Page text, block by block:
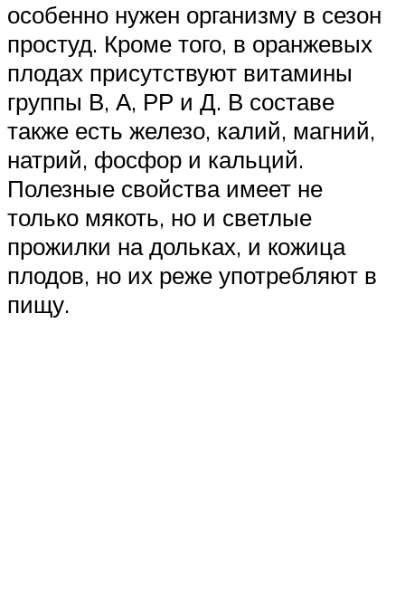
особенно нужен организму в сезон
простуд. Кроме того, в оранжевых
плодах присутствуют витамины
группы В, А, РР и Д. В составе
также есть железо, калий, магний,
натрий, фосфор и кальций.
Полезные свойства имеет не
только мякоть, но и светлые
прожилки на дольках, и кожица
плодов, но их реже употребляют в
пищу.